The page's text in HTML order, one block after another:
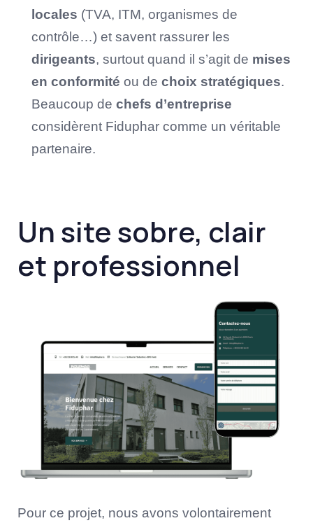
locales (TVA, ITM, organismes de
contrôle…) et savent rassurer les
dirigeants, surtout quand il s’agit de mises
en conformité ou de choix stratégiques.
Beaucoup de chefs d’entreprise
considèrent Fiduphar comme un véritable
partenaire.
Un site sobre, clair
et professionnel
Pour ce projet, nous avons volontairement